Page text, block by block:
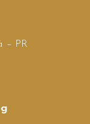
– PR